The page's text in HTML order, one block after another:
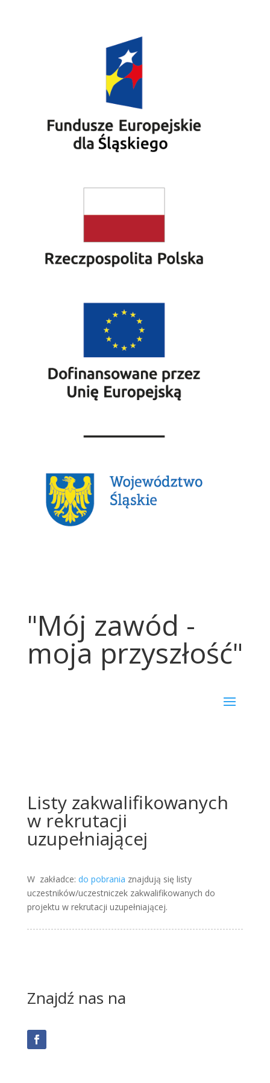
"Mój zawód -
moja przyszłość"
Listy zakwalifikowanych
w rekrutacji
uzupełniającej
W zakładce: do pobrania znajdują się listy
uczestników/uczestniczek zakwalifikowanych do
projektu w rekrutacji uzupełniającej.
Znajdź nas na